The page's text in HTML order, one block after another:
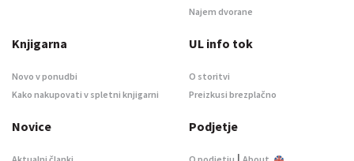
Najem dvorane
Knjigarna
Novo v ponudbi
Kako nakupovati v spletni knjigarni
UL info tok
O storitvi
Preizkusi brezplačno
Novice Podjetje